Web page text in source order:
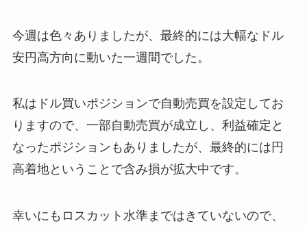
今週は色々ありましたが、最終的には大幅なドル
安円高方向に動いた一週間でした。
私はドル買いポジションで自動売買を設定してお
りますので、一部自動売買が成立し、利益確定と
なったポジションもありましたが、最終的には円
高着地ということで含み損が拡大中です。
幸いにもロスカット水準まではきていないので、